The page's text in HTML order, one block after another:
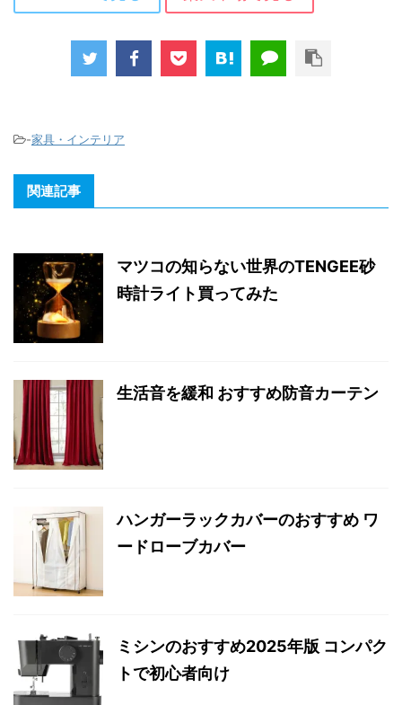
-家具・インテリア
関連記事
マツコの知らない世界のTENGEE砂
時計ライト買ってみた
生活音を緩和 おすすめ防音カーテン
ハンガーラックカバーのおすすめ ワ
ードローブカバー
ミシンのおすすめ2025年版 コンパク
トで初心者向け